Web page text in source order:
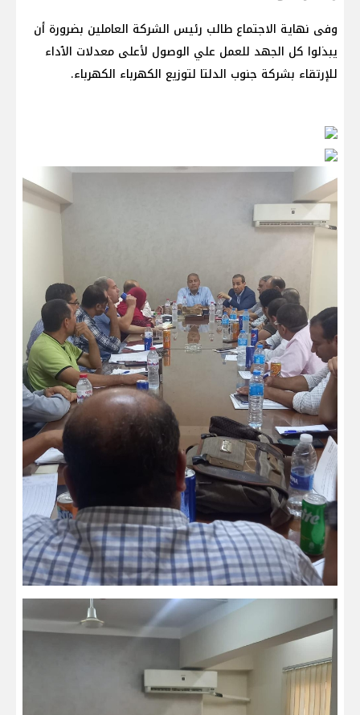
وفى نهاية الاجتماع طالب رئيس الشركة العاملين بضرورة أن
يبذلوا كل الجهد للعمل علي الوصول لأعلى معدلات الٱداء
للإرتقاء بشركة جنوب الدلتا لتوزيع الكهرباء الكهرباء.